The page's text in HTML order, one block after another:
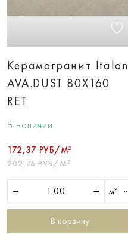
Керамогранит Italon
AVA.DUST 80X160
RET
В наличии
172,37 РУБ/М²
202,76 РУБ/М²
м²
В корзину